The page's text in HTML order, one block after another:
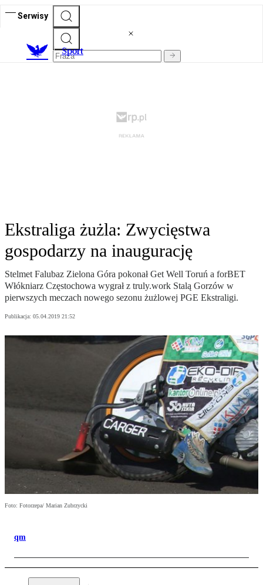
Serwisy
Sport
Ekstraliga żużla: Zwycięstwa
gospodarzy na inaugurację
Stelmet Falubaz Zielona Góra pokonał Get Well Toruń a forBET
Włókniarz Częstochowa wygrał z truly.work Stalą Gorzów w
pierwszych meczach nowego sezonu żużlowej PGE Ekstraligi.
Publikacja: 05.04.2019 21:52
Foto: Fotorzepa/ Marian Zubrzycki
qm